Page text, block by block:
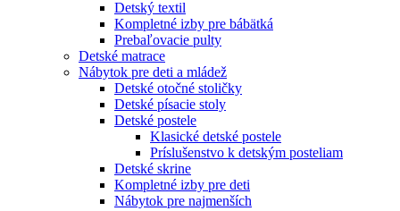
Detský textil
Kompletné izby pre bábätká
Prebaľovacie pulty
Detské matrace
Nábytok pre deti a mládež
Detské otočné stoličky
Detské písacie stoly
Detské postele
Klasické detské postele
Príslušenstvo k detským posteliam
Detské skrine
Kompletné izby pre deti
Nábytok pre najmenších